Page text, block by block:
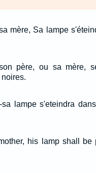
mère, Sa lampe
père, ou sa mère,
lampe s'eteindra
his lamp shall be